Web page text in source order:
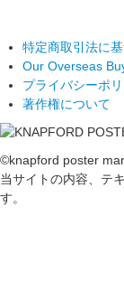
特定商取引法に
Our Overseas
プライバシーポ
著作権について
©knapford poster
当サイトの内容、テ
す。